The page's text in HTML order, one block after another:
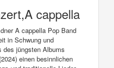
cappella
A cappella Pop Band
in Schwung und
des jüngsten Albums
einen besinnlichen